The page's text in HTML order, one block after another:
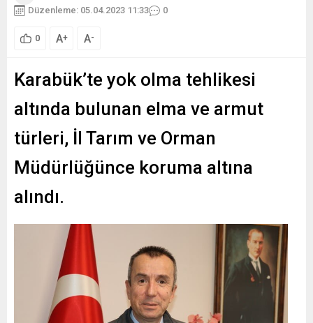
Düzenleme: 05.04.2023 11:33
0
0 A+ A-
Karabük’te yok olma tehlikesi
altında bulunan elma ve armut
türleri, İl Tarım ve Orman
Müdürlüğünce koruma altına
alındı.